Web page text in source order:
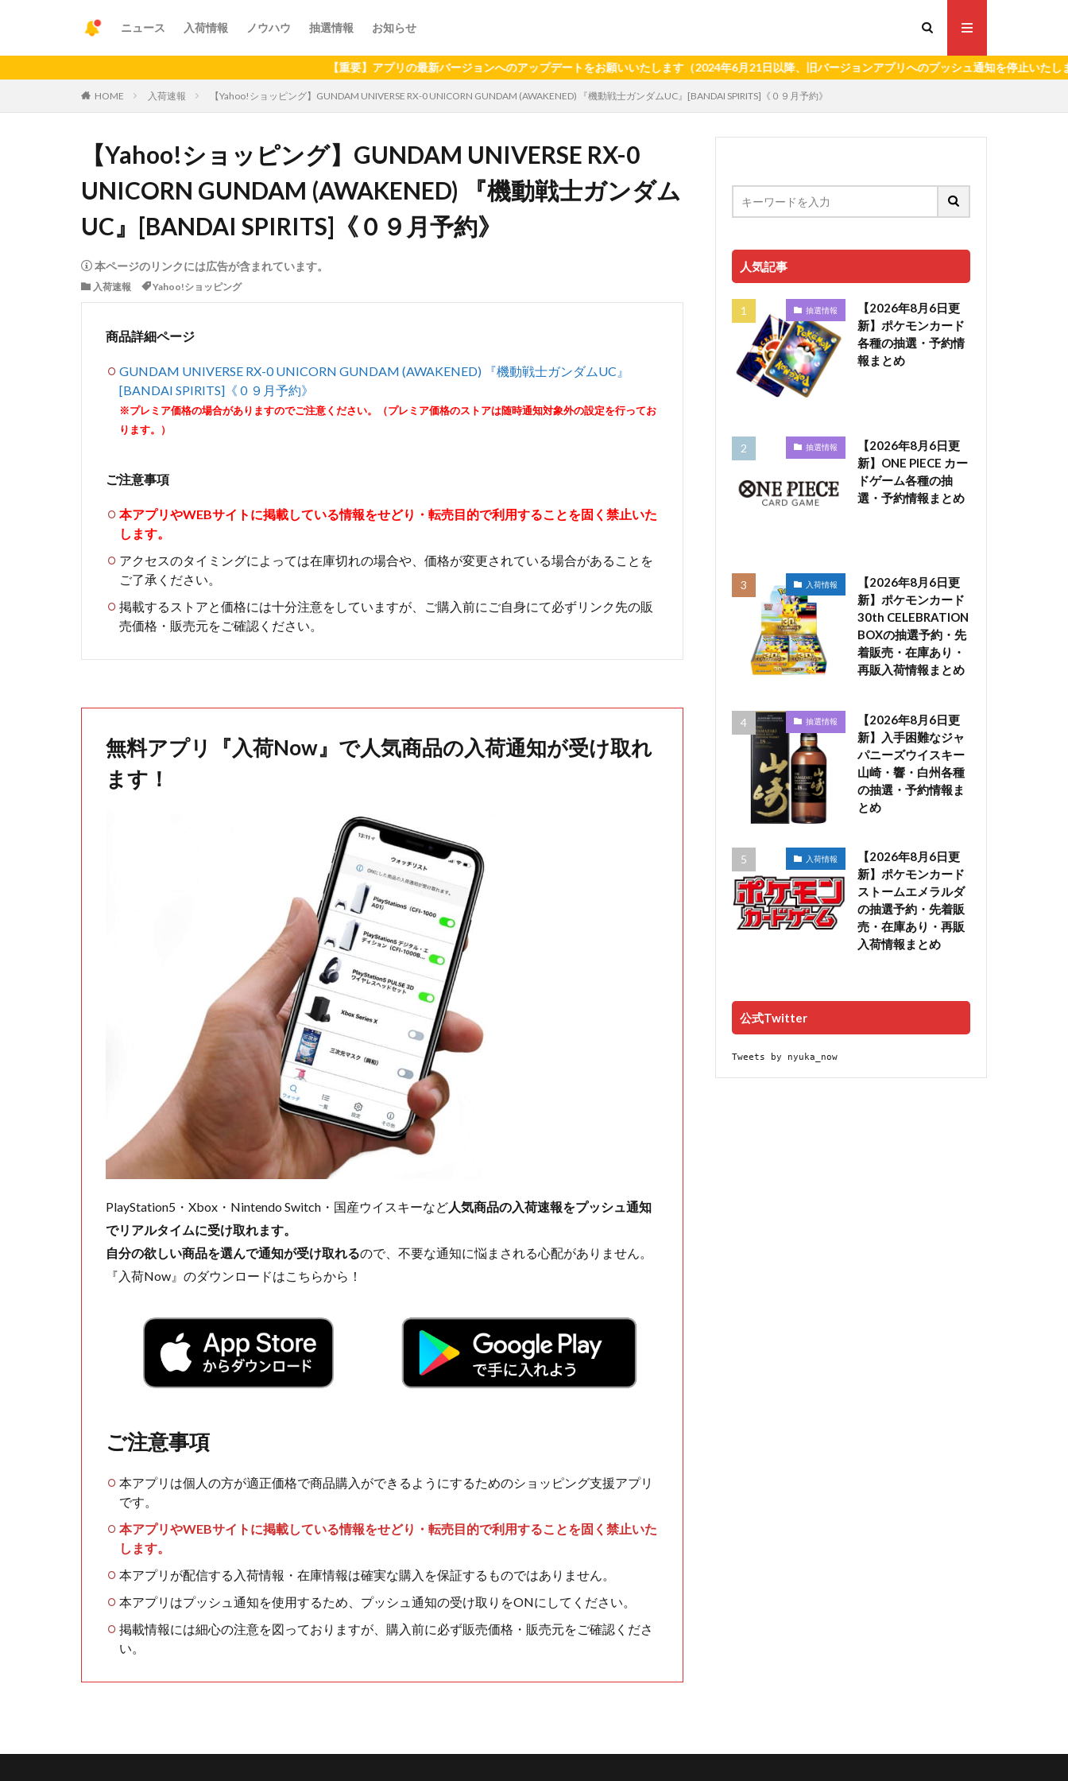
ニュース 入荷情報 ノウハウ 抽選情報 お知らせ
【重要】アプリの最新バージョンへのアップデートをお願いいたします（2024年6月21日以降、旧バージョンアプリへのプッシュ通知を停止いたします。）
HOME 入荷速報 【Yahoo!ショッピング】GUNDAM UNIVERSE RX-0 UNICORN GUNDAM (AWAKENED) 『機動戦士ガンダムUC』[BANDAI SPIRITS]《０９月予約》
【Yahoo!ショッピング】GUNDAM UNIVERSE RX-0
UNICORN GUNDAM (AWAKENED) 『機動戦士ガンダム
UC』[BANDAI SPIRITS]《０９月予約》
本ページのリンクには広告が含まれています。
入荷速報 Yahoo!ショッピング
商品詳細ページ
GUNDAM UNIVERSE RX-0 UNICORN GUNDAM (AWAKENED) 『機動戦士ガンダムUC』
[BANDAI SPIRITS]《０９月予約》
※プレミア価格の場合がありますのでご注意ください。（プレミア価格のストアは随時通知対象外の設定を行ってお
ります。）
ご注意事項
本アプリやWEBサイトに掲載している情報をせどり・転売目的で利用することを固く禁止いた
します。
アクセスのタイミングによっては在庫切れの場合や、価格が変更されている場合があることを
ご了承ください。
掲載するストアと価格には十分注意をしていますが、ご購入前にご自身にて必ずリンク先の販
売価格・販売元をご確認ください。
無料アプリ『入荷Now』で人気商品の入荷通知が受け取れ
ます！
PlayStation5・Xbox・Nintendo Switch・国産ウイスキーなど人気商品の入荷速報をプッシュ通知
でリアルタイムに受け取れます。
自分の欲しい商品を選んで通知が受け取れるので、不要な通知に悩まされる心配がありません。
『入荷Now』のダウンロードはこちらから！
ご注意事項
本アプリは個人の方が適正価格で商品購入ができるようにするためのショッピング支援アプリ
です。
本アプリやWEBサイトに掲載している情報をせどり・転売目的で利用することを固く禁止いた
します。
本アプリが配信する入荷情報・在庫情報は確実な購入を保証するものではありません。
本アプリはプッシュ通知を使用するため、プッシュ通知の受け取りをONにしてください。
掲載情報には細心の注意を図っておりますが、購入前に必ず販売価格・販売元をご確認くださ
い。
人気記事
抽選情報
【2026年8月6日更
新】ポケモンカード
各種の抽選・予約情
報まとめ
抽選情報
【2026年8月6日更
新】ONE PIECE カー
ドゲーム各種の抽
選・予約情報まとめ
入荷情報
【2026年8月6日更
新】ポケモンカード
30th CELEBRATION
BOXの抽選予約・先
着販売・在庫あり・
再販入荷情報まとめ
抽選情報
【2026年8月6日更
新】入手困難なジャ
パニーズウイスキー
山崎・響・白州各種
の抽選・予約情報ま
とめ
入荷情報
【2026年8月6日更
新】ポケモンカード
ストームエメラルダ
の抽選予約・先着販
売・在庫あり・再販
入荷情報まとめ
公式Twitter
Tweets by nyuka_now